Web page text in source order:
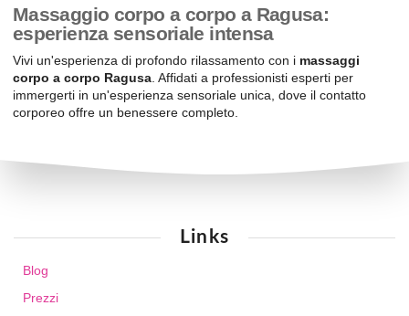
Massaggio corpo a corpo a Ragusa:
esperienza sensoriale intensa
Vivi un'esperienza di profondo rilassamento con i massaggi
corpo a corpo Ragusa . Affidati a professionisti esperti per
immergerti in un'esperienza sensoriale unica, dove il contatto
corporeo offre un benessere completo.
Links
Blog
Prezzi